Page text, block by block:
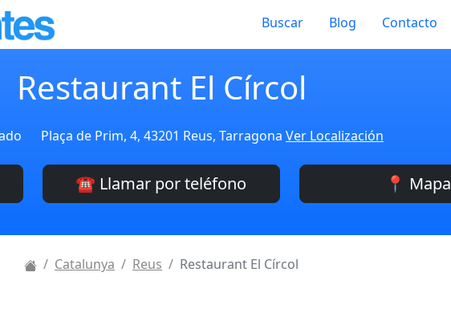
Buscar Blog Contacto
Restaurant El Círcol
Plaça de Prim, 4, 43201 Reus, Tarragona Ver Localización
☎️ Llamar por teléfono 📍 Mapa
Catalunya Reus Restaurant El Círcol